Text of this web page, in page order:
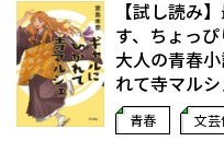
【試し読み
す、ちょっ
大人の青春
れて寺マル
青春 文芸